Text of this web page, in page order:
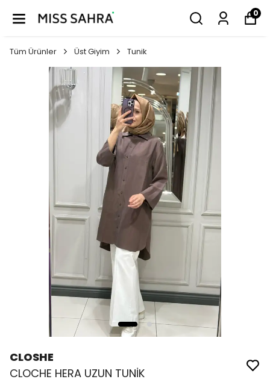
0
Tüm Ürünler Üst Giyim Tunik
CLOSHE
CLOCHE HERA UZUN TUNİK